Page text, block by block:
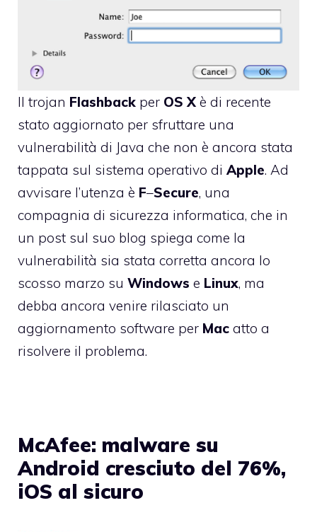
Il trojan Flashback per OS X è di recente
stato aggiornato per sfruttare una
vulnerabilità di Java che non è ancora stata
tappata sul sistema operativo di Apple. Ad
avvisare l’utenza è F–Secure, una
compagnia di sicurezza informatica, che in
un post sul suo blog spiega come la
vulnerabilità sia stata corretta ancora lo
scosso marzo su Windows e Linux, ma
debba ancora venire rilasciato un
aggiornamento software per Mac atto a
risolvere il problema.
McAfee: malware su
Android cresciuto del 76%,
iOS al sicuro